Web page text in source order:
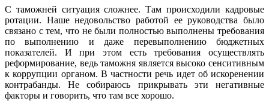
С таможней ситуация сложнее. Там происходили кадровые
ротации. Наше недовольство работой ее руководства было
связано с тем, что не были полностью выполнены требования
по выполнению и даже перевыполнению бюджетных
показателей. И при этом есть требования осуществлять
реформирование, ведь таможня является высоко сенситивным
к коррупции органом. В частности речь идет об искоренении
контрабанды. Не собираюсь прикрывать эти негативные
факторы и говорить, что там все хорошо.